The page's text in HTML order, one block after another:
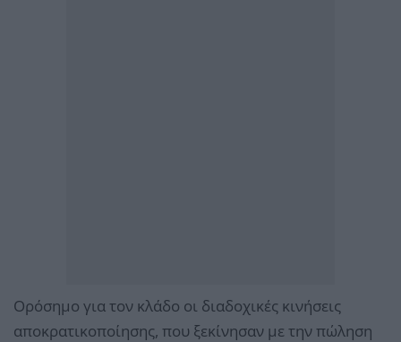
Ορόσημο για τον κλάδο οι διαδοχικές κινήσεις
αποκρατικοποίησης, που ξεκίνησαν με την πώληση